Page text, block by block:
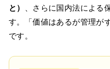
と） 、さらに国内法による
す。「価値はあるが管理が
です。